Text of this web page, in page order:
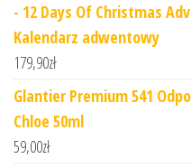
- 12 Days Of Christmas
Kalendarz adwentowy
179,90zł
Glantier Premium 541
Chloe 50ml
59,00zł